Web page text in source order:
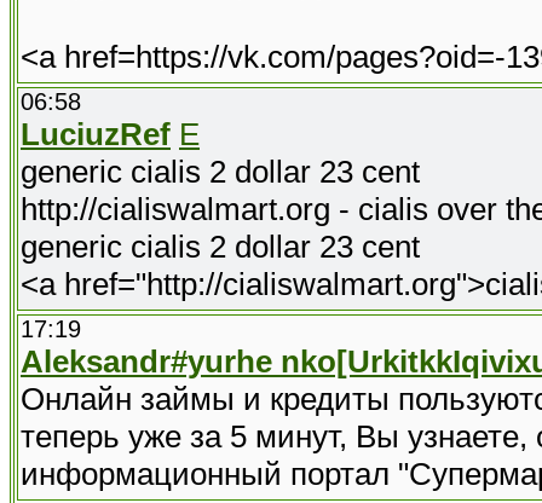
<a href=https://vk.com/pages?oid=-
06:58
LuciuzRef E
generic cialis 2 dollar 23 cent
http://cialiswalmart.org - cialis over
generic cialis 2 dollar 23 cent
<a href="http://
17:19
Aleksandr#yurhe
Онлайн займы и кредиты
теперь уже за 5 минут, Вы
информационный портал